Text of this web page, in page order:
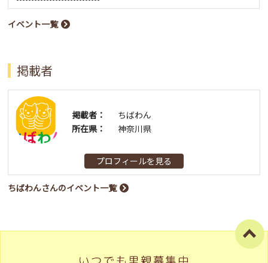
イベント一覧
掲載者
掲載者：
ちばわん
所在県：
神奈川県
プロフィールを見る
ちばわんさんのイベント一覧